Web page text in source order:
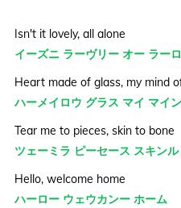
Isn't it lovely, all alone
イーズニ ラーヴリー オー ラー
Heart made of glass, my mind
ハーメイロウ グラス マイ マイ
Tear me to pieces, skin to bone
ツェーミラ ピーセース スキン
Hello, welcome home
ハーロー ウェウカンー ホーム